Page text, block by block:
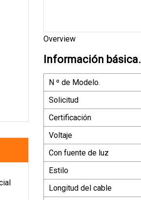
Overview
Información básica.
N º de Modelo.
Solicitud
Certificación
Voltaje
Con fuente de luz
Estilo
Longitud del cable